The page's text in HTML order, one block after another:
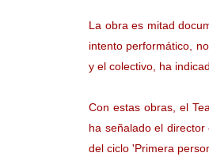
La obra es mitad
intento performático,
y el colectivo, ha
Con estas obras, el
ha señalado el
del ciclo 'Primera